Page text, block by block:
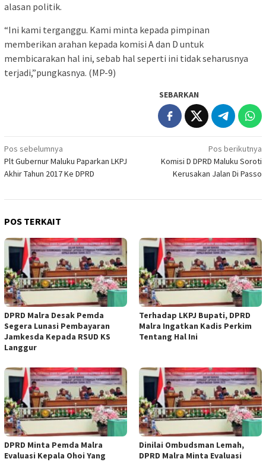
alasan politik.
“Ini kami terganggu. Kami minta kepada pimpinan
memberikan arahan kepada komisi A dan D untuk
membicarakan hal ini, sebab hal seperti ini tidak seharusnya
terjadi,”pungkasnya. (MP-9)
SEBARKAN
Navigasi
pos
Pos sebelumnya
Plt Gubernur Maluku Paparkan LKPJ
Akhir Tahun 2017 Ke DPRD
Pos berikutnya
Komisi D DPRD Maluku Soroti
Kerusakan Jalan Di Passo
POS TERKAIT
DPRD Malra Desak Pemda
Segera Lunasi Pembayaran
Jamkesda Kepada RSUD KS
Langgur
Terhadap LKPJ Bupati, DPRD
Malra Ingatkan Kadis Perkim
Tentang Hal Ini
DPRD Minta Pemda Malra
Evaluasi Kepala Ohoi Yang
Dinilai Ombudsman Lemah,
DPRD Malra Minta Evaluasi